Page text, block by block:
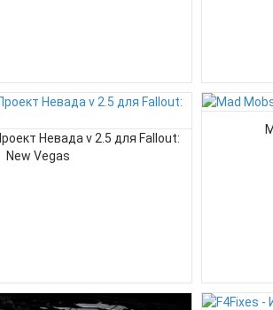
Невада v 2.5 для Fallout:
New Vegas